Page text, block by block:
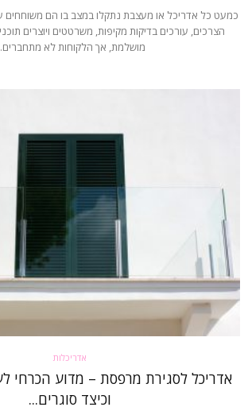
כמעט כל אדריכל או מעצבת נתקלו במצב בו הם משוחחים
הצרכים, עורכים בדיקות מקיפות, משרטטים ויוצרים
מושלמת, אך הלקוחות לא
אדריכלות
אדריכל לסגירת מרפסת – מדוע הכרחי
וכיצד סוגרים...